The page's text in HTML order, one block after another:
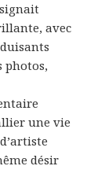
avec
photos,
une vie
désir